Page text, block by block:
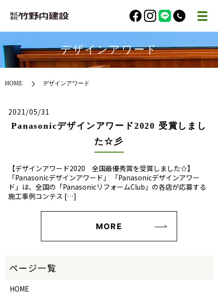
デザインアワード
HOME デザインアワード
2021/05/31
Panasonicデザインアワード2020 受賞しまし
た☆彡
【デザインアワード2020 全国最優秀賞を受賞しました☆】
「Panasonicデザインアワード」 「Panasonicデザインアワー
ド」は、全国の「PanasonicリフォームClub」の各店が応募する
施工事例コンテス […]
MORE
HOME